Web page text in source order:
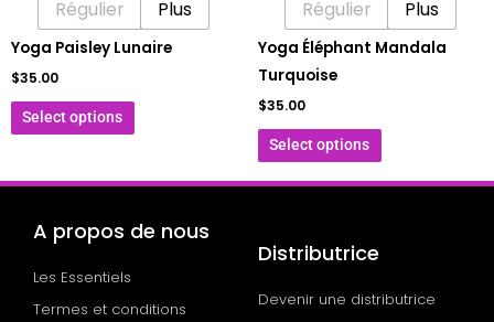
Régulier Plus
Yoga Paisley Lunaire
$35.00
Select options
choisies
sur
Régulier Plus
Yoga Éléphant Mandala
Turquoise
$35.00
Select options
choisies
sur
A propos de nous
Les Essentiels
Termes et conditions
Distributrice
Devenir une distributrice